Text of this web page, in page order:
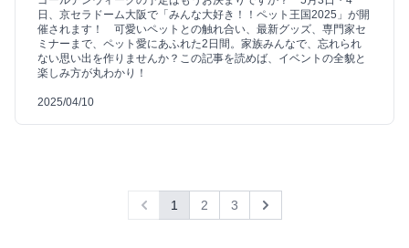
日、京セラドーム大阪で「みんな大好き！！ペット王国2025」が開
催されます！ 可愛いペットとの触れ合い、最新グッズ、専門家セ
ミナーまで、ペット愛にあふれた2日間。家族みんなで、忘れられ
ない思い出を作りませんか？この記事を読めば、イベントの全貌と
楽しみ方が丸わかり！
2025/04/10
Previous
1 2 3 Next